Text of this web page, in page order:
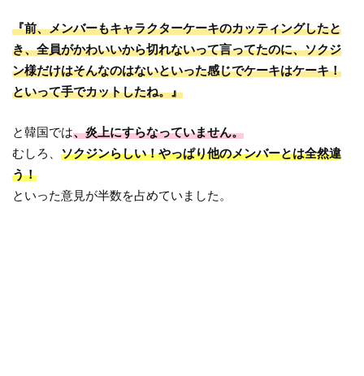
『前、メンバーもキャラクターケーキのカッティングしたと
き、全員がかわいいから切れないって言ってたのに、ソクジ
ン様だけはそんなのはないといった感じでケーキはケーキ！
といって手でカットしたね。』
と韓国では、炎上にすらなっていません。
むしろ、ソクジンらしい！やっぱり他のメンバーとは全然違
う！
といった意見が半数を占めていました。